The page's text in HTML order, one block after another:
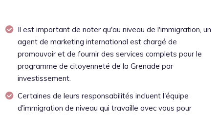
Il est important de noter qu'au niveau de l'immigration, un
agent de marketing international est chargé de
promouvoir et de fournir des services complets pour le
programme de citoyenneté de la Grenade par
investissement.
Certaines de leurs responsabilités incluent l'équipe
d'immigration de niveau qui travaille avec vous pour